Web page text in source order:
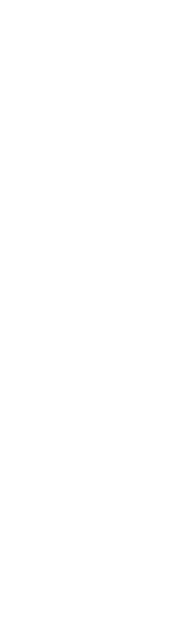
านหมุนเวียนที่ขึ้น
ไฟฟ้าของ
ครั้งที่ 1 เพิ่มเป้า
ก 20 เปอร์เซ็นต์
ของกำลังการ
วียนในระบบให้ไม่
ากจะเป็นความ
มาร์ทกริด’ ให้
ปลงไปจากหน้ามือ